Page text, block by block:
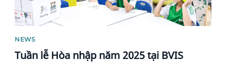
NEWS
Tuần lễ Hòa nhập năm 2025 tại BVIS